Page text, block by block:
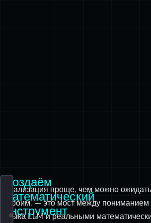
Создаём
математический
инструмент
Реализация проще, чем можно
строим, — это мост между пониманием
языка LLM и реальными